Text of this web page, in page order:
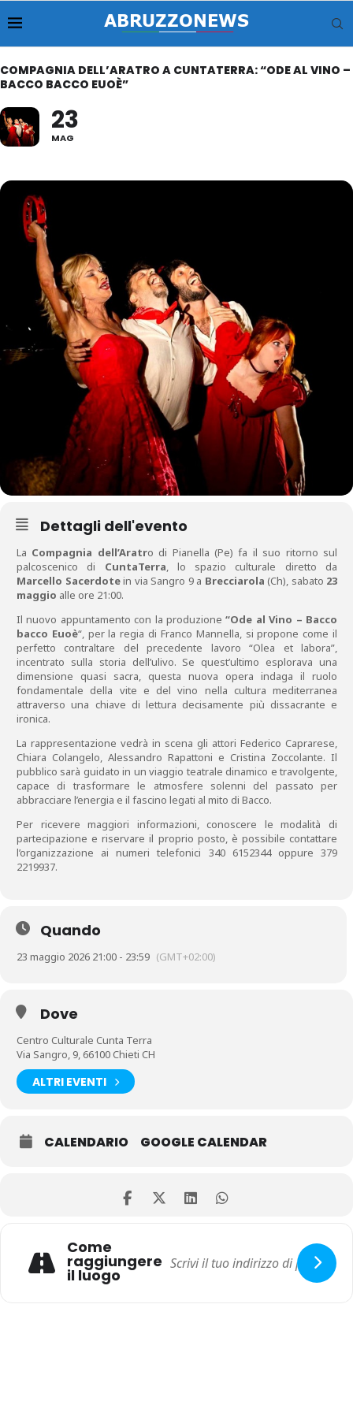
COMPAGNIA DELL’ARATRO A CUNTATERRA: “ODE AL VINO –
BACCO BACCO EUOÈ”
23
MAG
Dettagli dell'evento
La Compagnia dell’Aratro di Pianella (Pe) fa il suo ritorno sul
palcoscenico di CuntaTerra, lo spazio culturale diretto da
Marcello Sacerdotein via Sangro 9 a Brecciarola (Ch), sabato 23
maggio alle ore 21:00.
Il nuovo appuntamento con la produzione“Ode al Vino – Bacco
bacco Euoè“, per la regia di Franco Mannella, si propone come il
perfetto contraltare del precedente lavoro “Olea et labora”,
incentrato sulla storia dell’ulivo. Se quest’ultimo esplorava una
dimensione quasi sacra, questa nuova opera indaga il ruolo
fondamentale della vite e del vino nella cultura mediterranea
attraverso una chiave di lettura decisamente più dissacrante e
ironica.
La rappresentazione vedrà in scena gli attori Federico Caprarese,
Chiara Colangelo, Alessandro Rapattoni e Cristina Zoccolante. Il
pubblico sarà guidato in un viaggio teatrale dinamico e travolgente,
capace di trasformare le atmosfere solenni del passato per
abbracciare l’energia e il fascino legati al mito di Bacco.
Per ricevere maggiori informazioni, conoscere le modalità di
partecipazione e riservare il proprio posto, è possibile contattare
l’organizzazione ai numeri telefonici 340 6152344 oppure 379
2219937.
Quando
23 maggio 2026 21:00 - 23:59 (GMT+02:00)
Dove
Centro Culturale Cunta Terra
Via Sangro, 9, 66100 Chieti CH
ALTRI EVENTI
CALENDARIO GOOGLE CALENDAR
Come
raggiungere
il luogo